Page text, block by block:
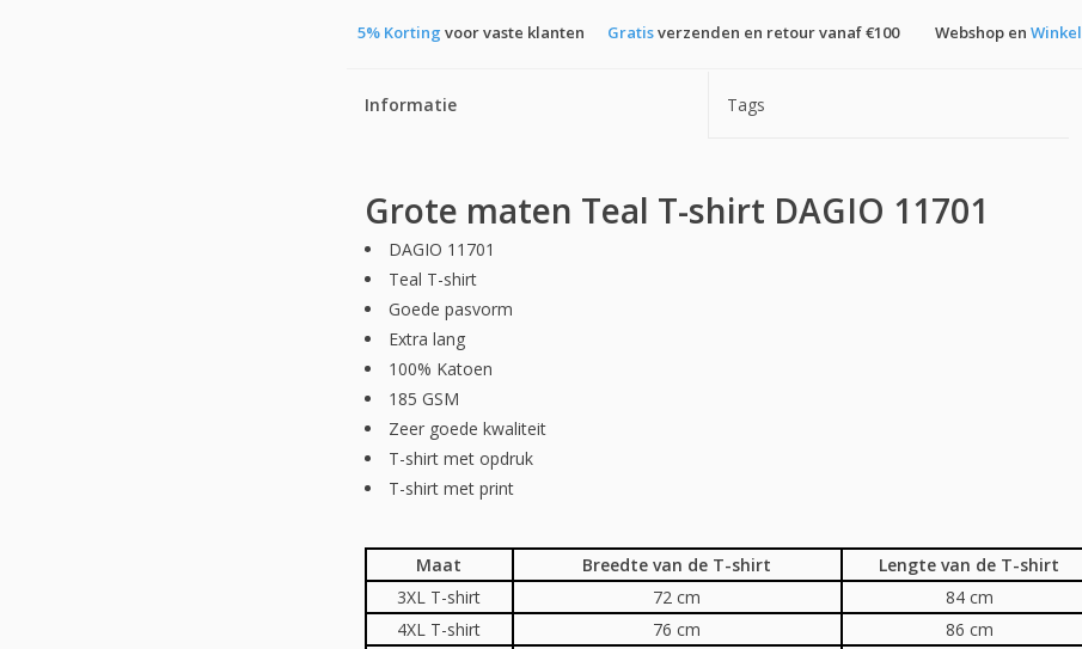
5% Korting voor vaste klanten Gratisverzenden en retour vanaf €100 Webshop en Winkel
Informatie Tags
Grote maten Teal T-shirt DAGIO 11701
DAGIO 11701
Teal T-shirt
Goede pasvorm
Extra lang
100% Katoen
185 GSM
Zeer goede kwaliteit
T-shirt met opdruk
T-shirt met print
Maat Breedte van de T-shirt
Lengte van de T-shirt
3XL T-shirt
72 cm
84 cm
4XL T-shirt
76 cm
86 cm